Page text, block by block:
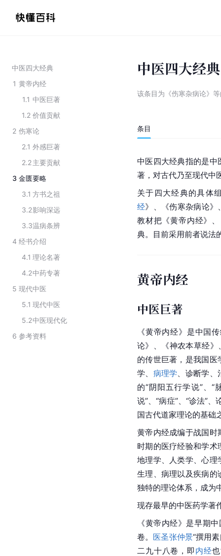
中医四大经典
1 黄帝内经
1.1 中医巨著
1.2 价值贡献
2 伤寒论
2.1 外感巨著
2.2主要贡献
3 金匮要略
3.1 方书之祖
3.2影响深远
3.3温病条辨
4 经书介绍
4.1 理论名著
4.2中药专著
5 现代中医
5.1 现代中医
5.2中医现代化
6 参考资料
中医四大经典
该条目为 《伤寒杂病论》
条目
中医四大经典指的是中
著，对古代乃至现代中
关于四大经典的具体
经》、《伤寒杂病论》
教材把《黄帝内经》
典。目前采用前者说法
黄帝内经
中医巨著
《黄帝内经》是中国
论》、《神农本草经
的传世巨著，是我国
学、 病理学 、诊断学
的“阴阳五行学说”、“
说”、“病症”、“诊法”
国古代道家理论的基础
黄帝内经成编于战国
时期的医疗经验和学术
地理学、人类学、心理
生理、病理以及疾病
独特的理论体系，成为
现存最早的中医药学著
《黄帝内经》是早期
卷。 医圣张仲景“撰用
二九十八卷，即 内经